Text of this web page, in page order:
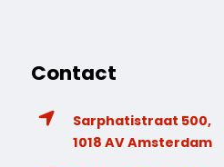
Contact
Sarphatistraat 500,
1018 AV Amsterdam